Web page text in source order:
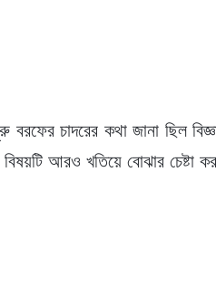
বরফের চাদরের কথা জানা ছিল
আরও খতিয়ে বোঝার চেষ্টা